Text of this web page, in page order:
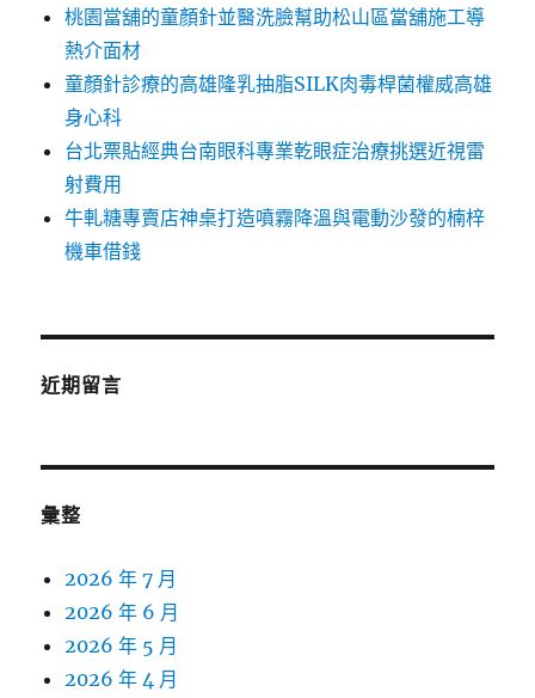
桃園當舖的童顏針並醫洗臉幫助松山區當舖施工導
熱介面材
童顏針診療的高雄隆乳抽脂SILK肉毒桿菌權威高雄
身心科
台北票貼經典台南眼科專業乾眼症治療挑選近視雷
射費用
牛軋糖專賣店神桌打造噴霧降溫與電動沙發的楠梓
機車借錢
近期留言
彙整
2026 年 7 月
2026 年 6 月
2026 年 5 月
2026 年 4 月